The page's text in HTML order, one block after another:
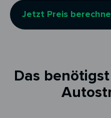
Jetzt Preis
Das